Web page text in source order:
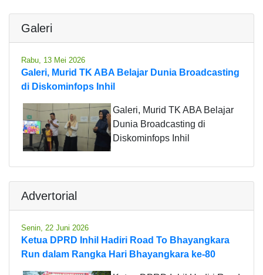
Galeri
Rabu, 13 Mei 2026
Galeri, Murid TK ABA Belajar Dunia Broadcasting
di Diskominfops Inhil
Galeri, Murid TK ABA Belajar
Dunia Broadcasting di
Diskominfops Inhil
Advertorial
Senin, 22 Juni 2026
Ketua DPRD Inhil Hadiri Road To Bhayangkara
Run dalam Rangka Hari Bhayangkara ke-80